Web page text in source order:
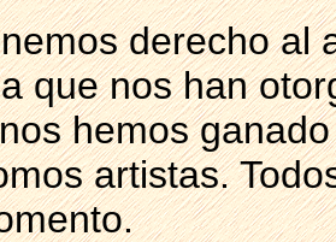
derecho al
que nos han
hemos
artistas.